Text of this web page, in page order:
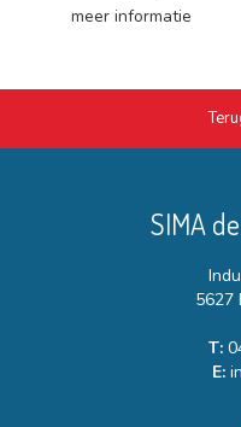
meer informatie
SIMA
5627
T:
E: